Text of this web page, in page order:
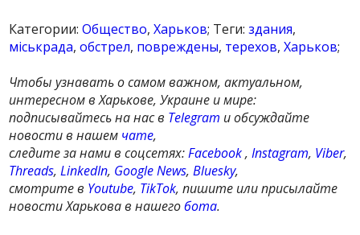
Категории:Общество,Харьков; Теги:здания,
міськрада,обстрел, повреждены, терехов,Харьков;
Чтобы узнавать о самом важном, актуальном,
интересном в Харькове, Украине и мире:
подписывайтесь на нас в Telegram и обсуждайте
новости в нашем чате,
следите за нами в соцсетях:Facebook,Instagram, Viber,
Threads,LinkedIn, Google News,Bluesky,
смотрите в Youtube, TikTok, пишите или присылайте
новости Харькова в нашегобота.